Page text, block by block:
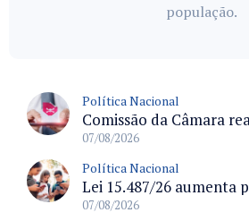
população.
Política Nacional
07/08/2026
Política Nacional
07/08/2026